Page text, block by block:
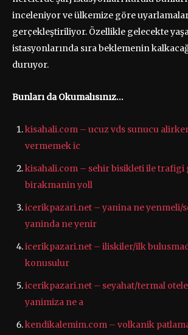
inceleniyor ve ülkemize göre
gerçekleştiriliyor. Özellikle gelecekte
istasyonlarında sıra beklemenin
duruyor.
Bunları da Okumalısınız…
kisahali.com – ucuz vds sunucu
vermemek ic
kisahali.com – sehir bisikleti ile trafigi
birakmanin yoll
icerikpazari.net – yanina ne yenmeli/
yaninda ne yenir
icerikpazari.net – iliskiler/ilk
konusulur
icerikpazari.net – seyahat/termal
yanimiza ne a
kendikalemim.com – volkanik